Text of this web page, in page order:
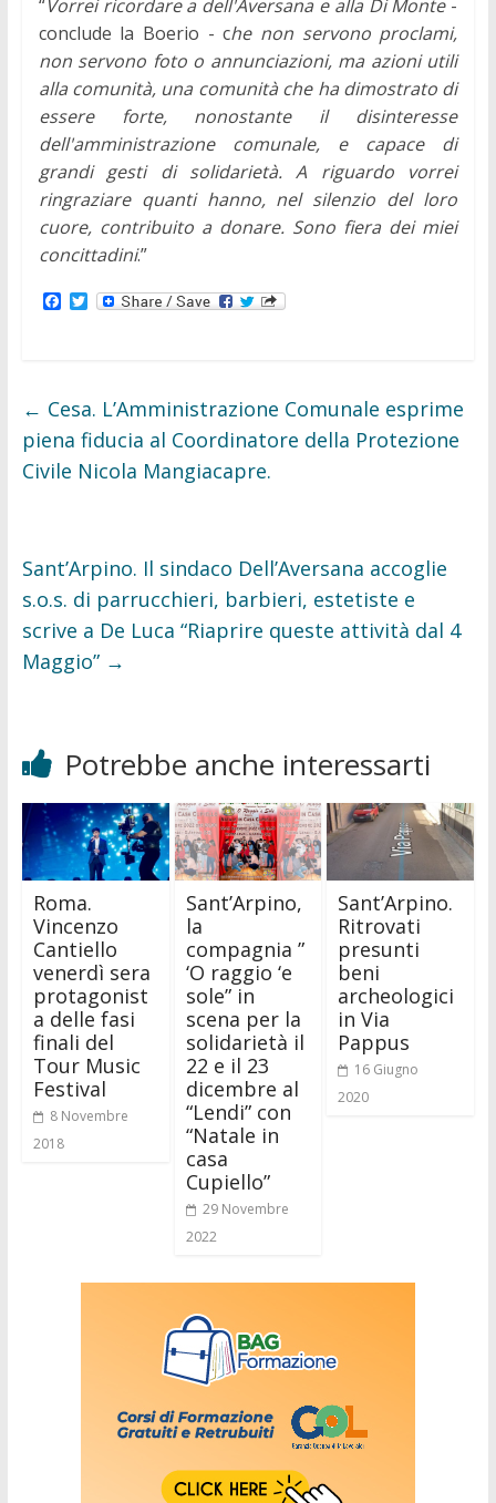
“Vorrei ricordare a dell'Aversana e alla Di Monte-
conclude la Boerio - che non servono proclami,
non servono foto o annunciazioni, ma azioni utili
alla comunità, una comunità che ha dimostrato di
essere forte, nonostante il disinteresse
dell'amministrazione comunale, e capace di
grandi gesti di solidarietà. A riguardo vorrei
ringraziare quanti hanno, nel silenzio del loro
cuore, contribuito a donare. Sono fiera dei miei
concittadini.”
F
a
o
k
T
w
r
← Cesa. L’Amministrazione Comunale esprime
piena fiducia al Coordinatore della Protezione
Civile Nicola Mangiacapre.
Sant’Arpino. Il sindaco Dell’Aversana accoglie
s.o.s. di parrucchieri, barbieri, estetiste e
scrive a De Luca “Riaprire queste attività dal 4
Maggio” →
Potrebbe anche interessarti
Roma.
Vincenzo
Cantiello
venerdì sera
protagonist
a delle fasi
finali del
Tour Music
Festival
8 Novembre
2018
Sant’Arpino,
la
compagnia ”
‘O raggio ‘e
sole” in
scena per la
solidarietà il
22 e il 23
dicembre al
“Lendi” con
“Natale in
casa
Cupiello”
29 Novembre
2022
Sant’Arpino.
Ritrovati
presunti
beni
archeologici
in Via
Pappus
16 Giugno
2020